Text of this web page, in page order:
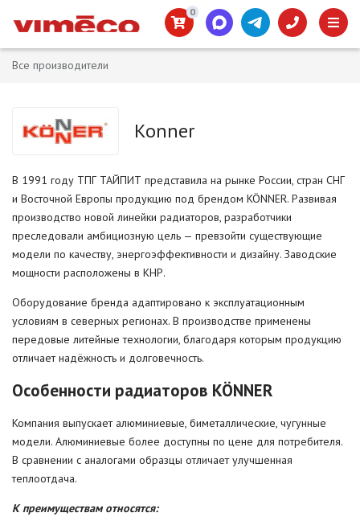
0
Все производители
Konner
В 1991 году ТПГ ТАЙПИТ представила на рынке России, стран СНГ
и Восточной Европы продукцию под брендом KÖNNER. Развивая
производство новой линейки радиаторов, разработчики
преследовали амбициозную цель — превзойти существующие
модели по качеству, энергоэффективности и дизайну. Заводские
мощности расположены в КНР.
Оборудование бренда адаптировано к эксплуатационным
условиям в северных регионах. В производстве применены
передовые литейные технологии, благодаря которым продукцию
отличает надёжность и долговечность.
Особенности радиаторов KÖNNER
Компания выпускает алюминиевые, биметаллические, чугунные
модели. Алюминиевые более доступны по цене для потребителя.
В сравнении с аналогами образцы отличает улучшенная
теплоотдача.
К преимуществам относятся: